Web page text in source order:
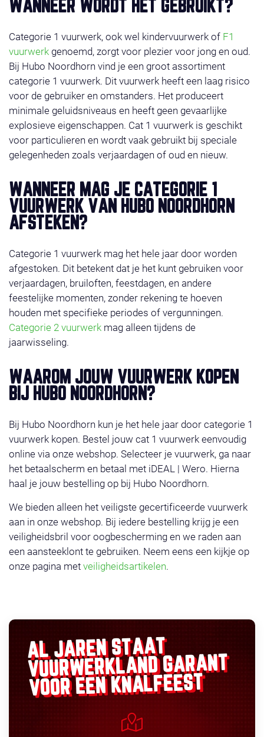
WANNEER WORDT HET GEBRUIKT?
Categorie 1 vuurwerk, ook wel kindervuurwerk of F1
vuurwerk genoemd, zorgt voor plezier voor jong en oud.
Bij Hubo Noordhorn vind je een groot assortiment
categorie 1 vuurwerk. Dit vuurwerk heeft een laag risico
voor de gebruiker en omstanders. Het produceert
minimale geluidsniveaus en heeft geen gevaarlijke
explosieve eigenschappen. Cat 1 vuurwerk is geschikt
voor particulieren en wordt vaak gebruikt bij speciale
gelegenheden zoals verjaardagen of oud en nieuw.
WANNEER MAG JE CATEGORIE 1
VUURWERK VAN HUBO NOORDHORN
AFSTEKEN?
Categorie 1 vuurwerk mag het hele jaar door worden
afgestoken. Dit betekent dat je het kunt gebruiken voor
verjaardagen, bruiloften, feestdagen, en andere
feestelijke momenten, zonder rekening te hoeven
houden met specifieke periodes of vergunningen.
Categorie 2 vuurwerk mag alleen tijdens de
jaarwisseling.
WAAROM JOUW VUURWERK KOPEN
BIJ HUBO NOORDHORN?
Bij Hubo Noordhorn kun je het hele jaar door categorie 1
vuurwerk kopen. Bestel jouw cat 1 vuurwerk eenvoudig
online via onze webshop. Selecteer je vuurwerk, ga naar
het betaalscherm en betaal met iDEAL | Wero. Hierna
haal je jouw bestelling op bij Hubo Noordhorn.
We bieden alleen het veiligste gecertificeerde vuurwerk
aan in onze webshop. Bij iedere bestelling krijg je een
veiligheidsbril voor oogbescherming en we raden aan
een aansteeklont te gebruiken. Neem eens een kijkje op
onze pagina met veiligheidsartikelen.
AL JAREN STAAT
VUURWERKLANDGARANT
VOOR EEN KNALFEEST